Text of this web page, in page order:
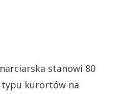
stanowi 80
kurortów na